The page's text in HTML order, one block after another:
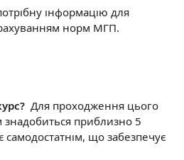
інформацію для
норм МГП.
Для проходження цього
знадобиться приблизно 5
що забезпечує